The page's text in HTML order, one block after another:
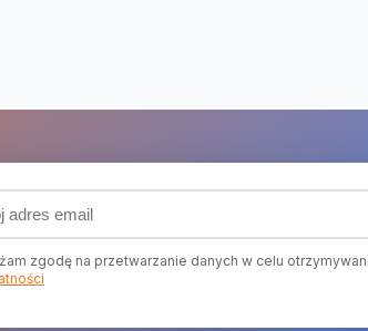
(wymagany)
zgodę na przetwarzanie danych w celu